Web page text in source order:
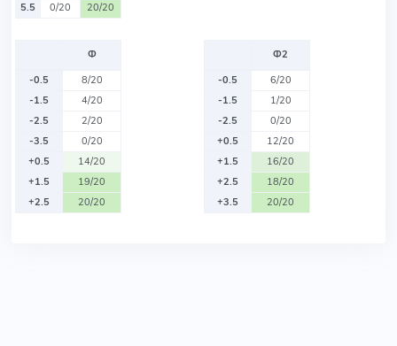
5.5
0/20 20/20
Ф
-0.5
8/20
-1.5
4/20
-2.5
2/20
-3.5
0/20
+0.5
14/20
+1.5
19/20
+2.5
20/20
Ф2
-0.5
6/20
-1.5
1/20
-2.5
0/20
+0.5
12/20
+1.5
16/20
+2.5
18/20
+3.5
20/20